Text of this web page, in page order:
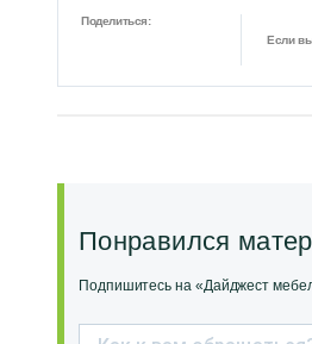
Поделиться:
Если
Понравился
Подпишитесь на «Дайджест